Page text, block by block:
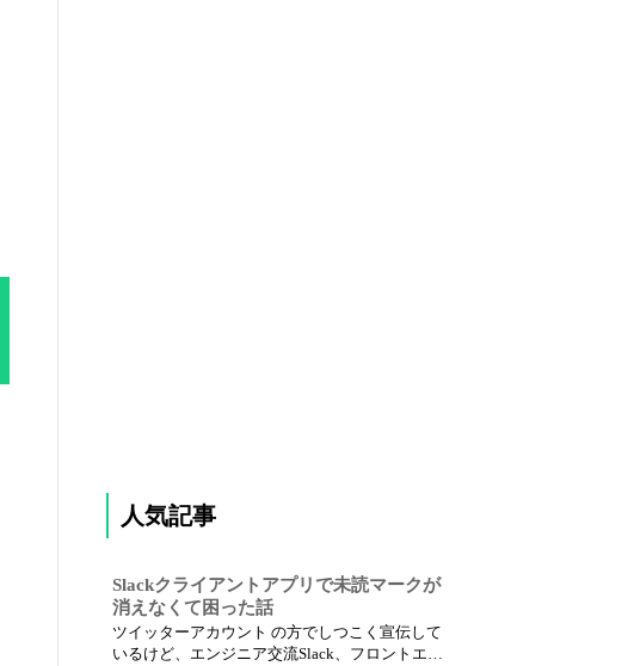
人気記事
Slackクライアントアプリで未読マークが
消えなくて困った話
ツイッターアカウント の方でしつこく宣伝して
いるけど、エンジニア交流Slack、フロントエン